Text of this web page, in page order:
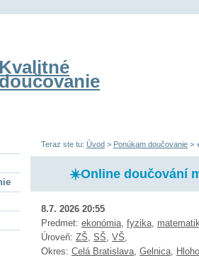
Kvalitné
Teraz ste tu: Úvod > Ponúkam doučovanie >
☀️Online doučování
8.7. 2026 20:55
Predmet: ekonómia, fyzika,
Úroveň: ZŠ, SŠ, VŠ,
Okres: Celá Bratislava, Gelnica,